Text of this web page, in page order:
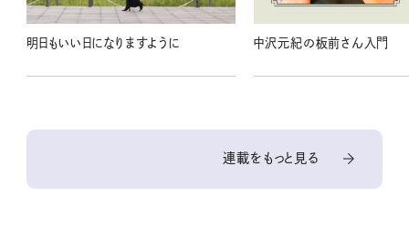
明日もいい日になりますように 中沢元紀の板前さん入門
連載をもっと見る